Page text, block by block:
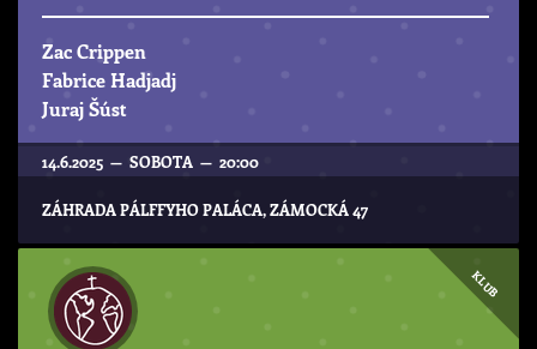
Zac Crippen
Fabrice Hadjadj
Juraj Šúst
14.6.2025 — SOBOTA — 20:00
ZÁHRADA PÁLFFYHO PALÁCA, ZÁMOCKÁ 47
KLUB